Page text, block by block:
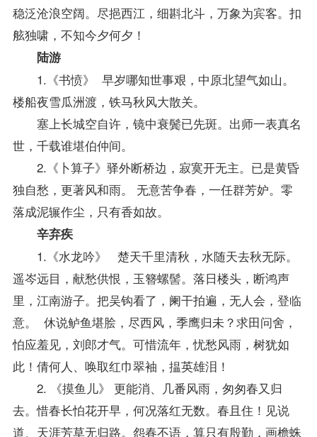
稳泛沧浪空阔。尽挹西江，细斟北斗，万象为宾客。扣
舷独啸，不知今夕何夕！
陆游
1.《书愤》 早岁哪知世事艰，中原北望气如山。
楼船夜雪瓜洲渡，铁马秋风大散关。
塞上长城空自许，镜中衰鬓已先斑。出师一表真名
世，千载谁堪伯仲间。
2.《卜算子》驿外断桥边，寂寞开无主。已是黄昏
独自愁，更著风和雨。 无意苦争春，一任群芳妒。零
落成泥辗作尘，只有香如故。
辛弃疾
1.《水龙吟》 楚天千里清秋，水随天去秋无际。
遥岑远目，献愁供恨，玉簪螺髻。落日楼头，断鸿声
里，江南游子。把吴钩看了，阑干拍遍，无人会，登临
意。 休说鲈鱼堪脍，尽西风，季鹰归未？求田问舍，
怕应羞见，刘郎才气。可惜流年，忧愁风雨，树犹如
此！倩何人、唤取红巾翠袖，揾英雄泪！
2. 《摸鱼儿》 更能消、几番风雨，匆匆春又归
去。惜春长怕花开早，何况落红无数。春且住！见说
道、天涯芳草无归路。怨春不语，算只有殷勤，画檐蛛